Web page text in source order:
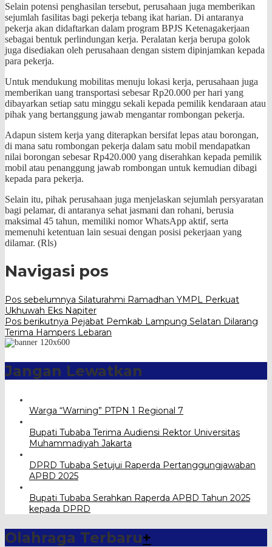
‎Selain potensi penghasilan tersebut, perusahaan juga memberikan
sejumlah fasilitas bagi pekerja tebang ikat harian. Di antaranya
pekerja akan didaftarkan dalam program BPJS Ketenagakerjaan
sebagai bentuk perlindungan kerja. Peralatan kerja berupa golok
juga disediakan oleh perusahaan dengan sistem dipinjamkan kepada
para pekerja.
‎‎Untuk mendukung mobilitas menuju lokasi kerja, perusahaan juga
memberikan uang transportasi sebesar Rp20.000 per hari yang
dibayarkan setiap satu minggu sekali kepada pemilik kendaraan atau
pihak yang bertanggung jawab mengantar rombongan pekerja.
‎Adapun sistem kerja yang diterapkan bersifat lepas atau borongan,
di mana satu rombongan pekerja dalam satu mobil mendapatkan
nilai borongan sebesar Rp420.000 yang diserahkan kepada pemilik
mobil atau penanggung jawab rombongan untuk kemudian dibagi
kepada para pekerja.
‎Selain itu, pihak perusahaan juga menjelaskan sejumlah persyaratan
bagi pelamar, di antaranya sehat jasmani dan rohani, berusia
maksimal 45 tahun, memiliki nomor WhatsApp aktif, serta
memenuhi ketentuan lain sesuai dengan posisi pekerjaan yang
dilamar. (Rls)
Navigasi pos
Pos sebelumnya Silaturahmi Ramadhan YMPL Perkuat
Ukhuwah Eks Napiter
Pos berikutnya Pejabat Pemkab Lampung Selatan Dilarang
Terima Hampers Lebaran
Jangan Lewatkan
Warga “Warning” PTPN 1 Regional 7
Bupati Tubaba Terima Audiensi Rektor Universitas
Muhammadiyah Jakarta
DPRD Tubaba Setujui Raperda Pertanggungjawaban
APBD 2025
Bupati Tubaba Serahkan Raperda APBD Tahun 2025
kepada DPRD
Olahraga Terbaru+